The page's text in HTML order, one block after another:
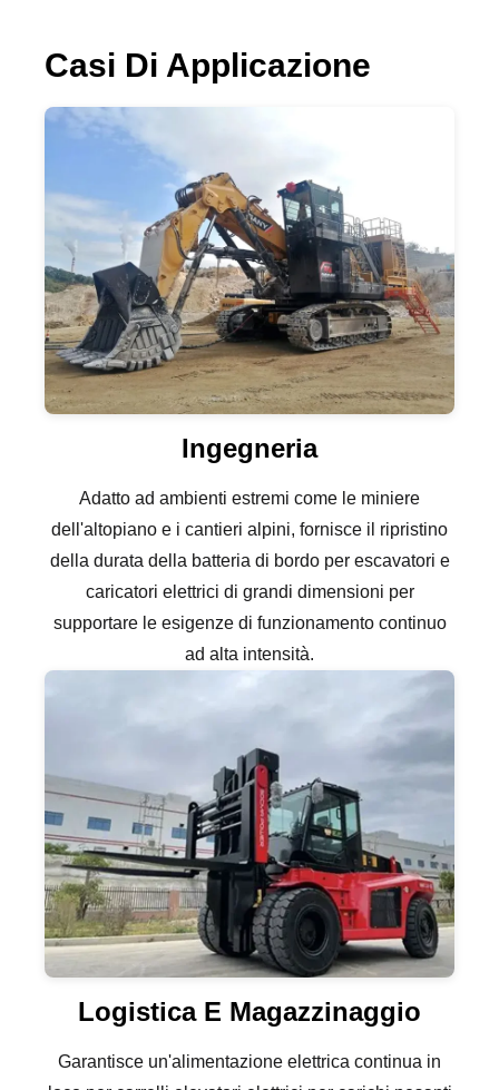
Casi Di Applicazione
Ingegneria
Adatto ad ambienti estremi come le miniere
dell'altopiano e i cantieri alpini, fornisce il ripristino
della durata della batteria di bordo per escavatori e
caricatori elettrici di grandi dimensioni per
supportare le esigenze di funzionamento continuo
ad alta intensità.
Logistica E Magazzinaggio
Garantisce un'alimentazione elettrica continua in